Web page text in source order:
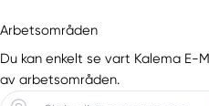
Arbetsområden
Du kan enkelt se vart Kalema E-
av arbetsområden.